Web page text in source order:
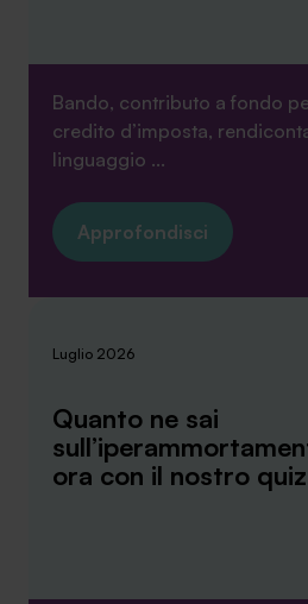
Bando, contributo a fondo
credito d’imposta,
linguaggio ...
Approfondisci
Luglio 2026
Quanto ne sai
ora con il nostro